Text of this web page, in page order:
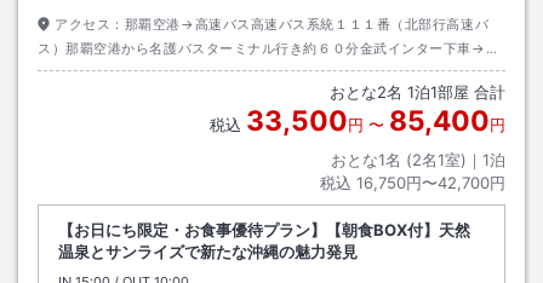
アクセス： 那覇空港→高速バス高速バス系統１１１番（北部行高速バ
ス）那覇空港から名護バスターミナル行き約６０分金武インター下車→タ
クシー約１０分
おとな2名 1泊1部屋 合計
税込 33,500円 〜 85,400円
おとな1名 (2名1室)｜ 1泊
税込 16,750円〜42,700円
【お日にち限定・お食事優待プラン】【朝食BOX付】天然
温泉とサンライズで新たな沖縄の魅力発見